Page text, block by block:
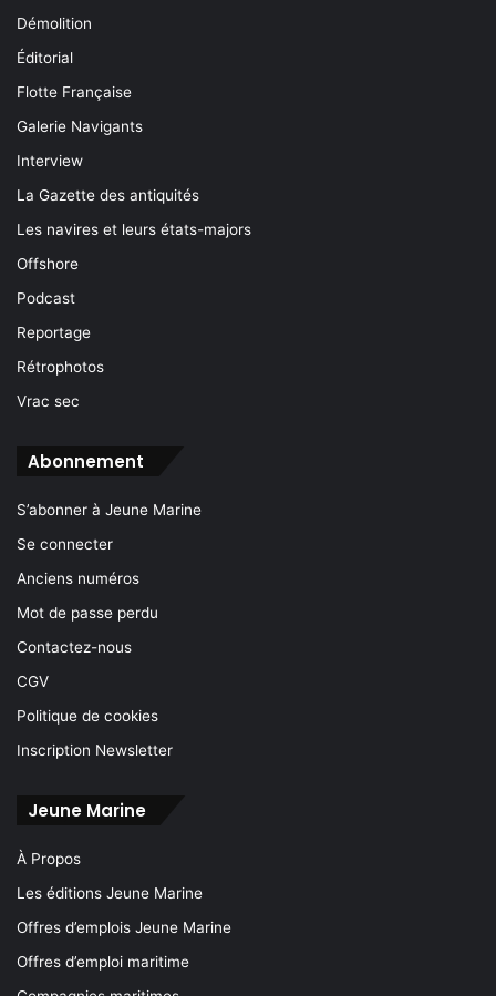
Démolition
Éditorial
Flotte Française
Galerie Navigants
Interview
La Gazette des antiquités
Les navires et leurs états-majors
Offshore
Podcast
Reportage
Rétrophotos
Vrac sec
Abonnement
S’abonner à Jeune Marine
Se connecter
Anciens numéros
Mot de passe perdu
Contactez-nous
CGV
Politique de cookies
Inscription Newsletter
Jeune Marine
À Propos
Les éditions Jeune Marine
Offres d’emplois Jeune Marine
Offres d’emploi maritime